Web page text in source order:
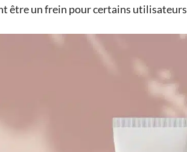
être un frein pour certains